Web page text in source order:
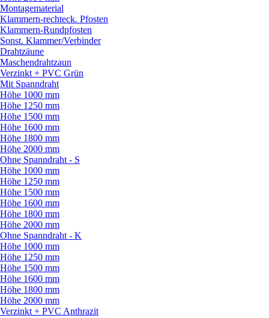
Montagematerial
Klammern-rechteck. Pfosten
Klammern-Rundpfosten
Sonst. Klammer/Verbinder
Drahtzäune
Maschendrahtzaun
Verzinkt + PVC Grün
Mit Spanndraht
Höhe 1000 mm
Höhe 1250 mm
Höhe 1500 mm
Höhe 1600 mm
Höhe 1800 mm
Höhe 2000 mm
Ohne Spanndraht - S
Höhe 1000 mm
Höhe 1250 mm
Höhe 1500 mm
Höhe 1600 mm
Höhe 1800 mm
Höhe 2000 mm
Ohne Spanndraht - K
Höhe 1000 mm
Höhe 1250 mm
Höhe 1500 mm
Höhe 1600 mm
Höhe 1800 mm
Höhe 2000 mm
Verzinkt + PVC Anthrazit